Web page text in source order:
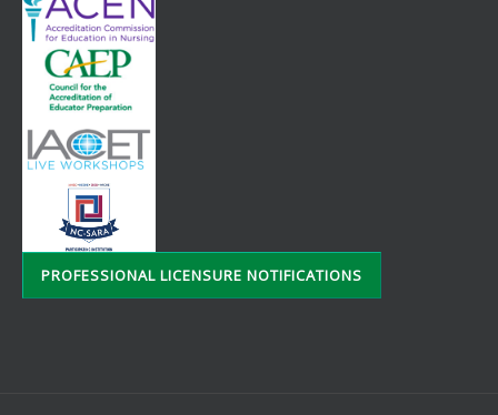
PROFESSIONAL LICENSURE NOTIFICATIONS